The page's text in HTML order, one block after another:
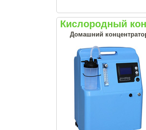
Кислородный
Домашний